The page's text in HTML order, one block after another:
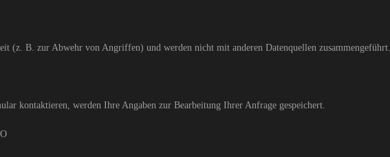
(z. B. zur Abwehr von Angriffen) und werden nicht mit anderen Datenquellen zusammengeführt.
kontaktieren, werden Ihre Angaben zur Bearbeitung Ihrer Anfrage gespeichert.